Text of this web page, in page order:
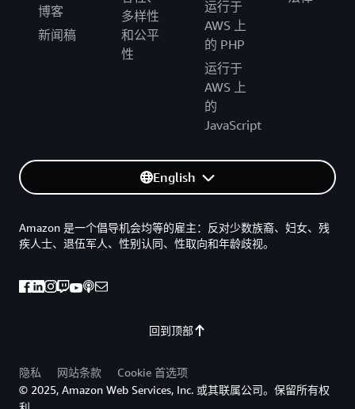
博客
新闻稿
多样性
和公平
性
运行于
AWS 上
的 PHP
运行于
AWS 上
的
JavaScript
English
回到顶部
Amazon 是一个倡导机会均等的雇主：反对少数族裔、妇女、残
疾人士、退伍军人、性别认同、性取向和年龄歧视。
隐私 网站条款
Cookie 首选项
© 2025, Amazon Web Services, Inc. 或其联属公司。保留所有权